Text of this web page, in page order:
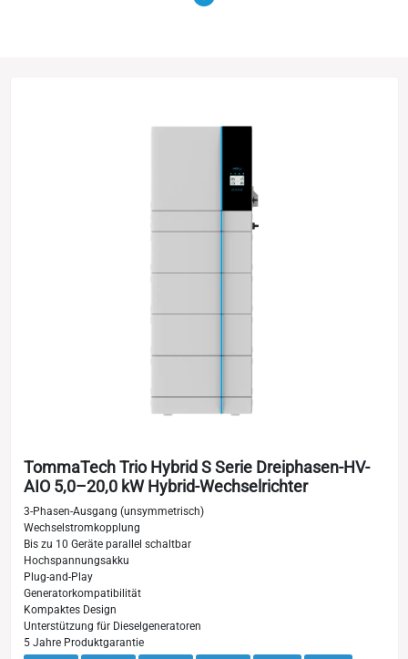
TommaTech Trio Hybrid S Serie Dreiphasen-HV-
AIO 5,0–20,0 kW Hybrid-Wechselrichter
3-Phasen-Ausgang (unsymmetrisch)
Wechselstromkopplung
Bis zu 10 Geräte parallel schaltbar
Hochspannungsakku
Plug-and-Play
Generatorkompatibilität
Kompaktes Design
Unterstützung für Dieselgeneratoren
5 Jahre Produktgarantie